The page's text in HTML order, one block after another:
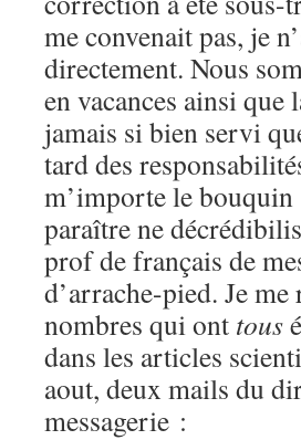
me convenait pas, je
directement. Nous
en vacances ainsi
jamais si bien servi
tard des
m’importe le
paraître ne
prof de français de
d’arrache-pied. Je
nombres qui ont tous
dans les articles
aout, deux mails du
messagerie :